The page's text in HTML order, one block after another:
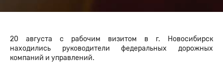
20 августа с рабочим визитом в г. Новосибирск
находились руководители федеральных дорожных
компаний и управлений.